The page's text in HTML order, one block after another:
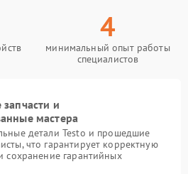
4
минимальный опыт работы
специалистов
и
мастера
детали Testo и прошедшие
что гарантирует корректную
сохранение гарантийных